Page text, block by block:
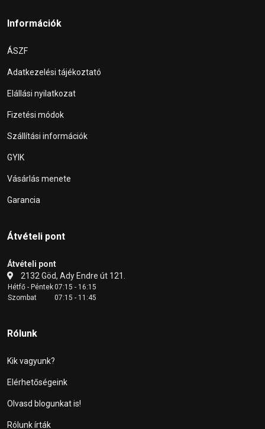
Információk
ÁSZF
Adatkezelési tájékoztató
Elállási nyilatkozat
Fizetési módok
Szállítási információk
GYIK
Vásárlás menete
Garancia
Átvételi pont
Átvételi pont
2132 Göd, Ady Endre út 121.
Hétfő - Péntek07:15 - 16:15
Szombat
07:15 - 11:45
Rólunk
Kik vagyunk?
Elérhetőségeink
Olvasd blogunkat is!
Rólunk írták